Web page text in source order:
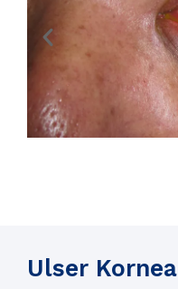
Ulser Kornea